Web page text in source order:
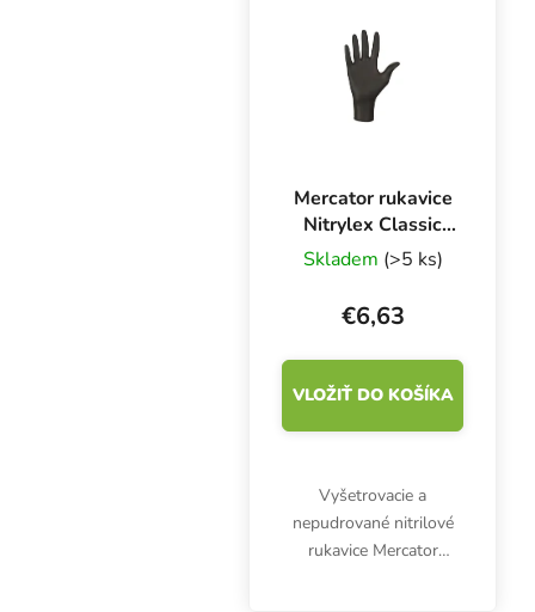
Presná váha vrátane
batérií.
Mercator rukavice
Nitrylex Classic
BLACK XL, 100 ks
Skladem (>5 ks)
€6,63
VLOŽIŤ DO KOŠÍKA
Vyšetrovacie a
nepudrované nitrilové
rukavice Mercator